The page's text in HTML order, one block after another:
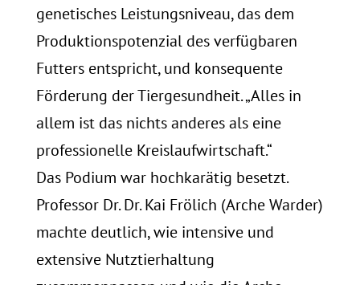
genetisches Leistungsniveau, das dem
Produktionspotenzial des verfügbaren
Futters entspricht, und konsequente
Förderung der Tiergesundheit. „Alles in
allem ist das nichts anderes als eine
professionelle Kreislaufwirtschaft.“
Das Podium war hochkarätig besetzt.
Professor Dr. Dr. Kai Frölich (Arche Warder)
machte deutlich, wie intensive und
extensive Nutztierhaltung